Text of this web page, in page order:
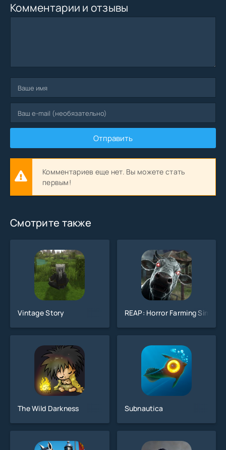
Комментарии и отзывы
Отправить
Комментариев еще нет. Вы можете стать
первым!
Смотрите также
Vintage Story REAP: Horror Farming
The Wild Darkness Subnautica